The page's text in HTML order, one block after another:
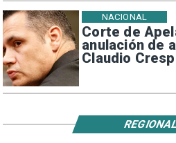
Corte de
anulación de
Claudio
NACIONAL
REGIONAL